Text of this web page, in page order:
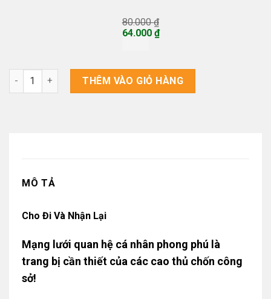
80.000₫
Giá
64.000 ₫
là:
64.000 ₫.
Sách : Cho Đi Và Nhận Lại số lượng
THÊM VÀO GIỎ HÀNG
MÔ TẢ
Cho Đi Và Nhận Lại
Mạng lưới quan hệ cá nhân phong phú là
trang bị cần thiết của các cao thủ chốn công
sở!